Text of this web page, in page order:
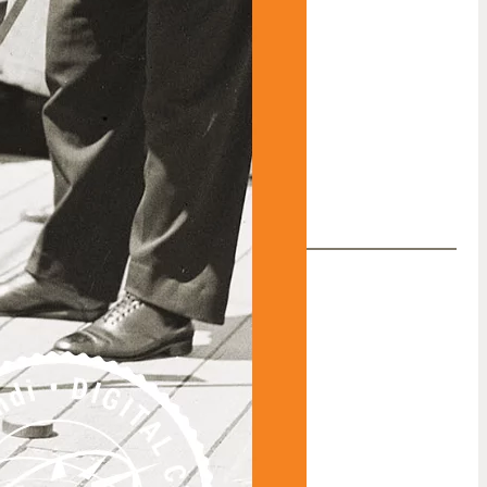
ausprobiert haben.